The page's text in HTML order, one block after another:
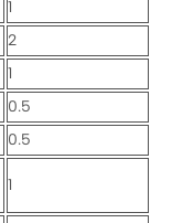
1
2
1
0.5
0.5
1